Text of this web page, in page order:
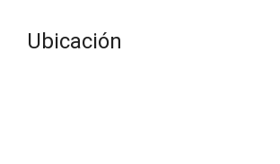
Ubicación